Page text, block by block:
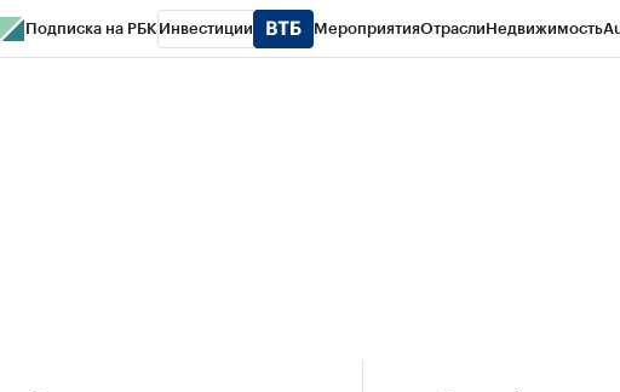
Подписка на РБК Инвестиции МероприятияОтраслиНедвижимость